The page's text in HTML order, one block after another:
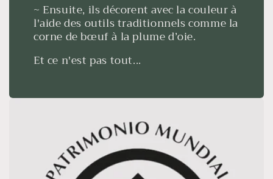
~ Ensuite, ils décorent avec la couleur à
l'aide des outils traditionnels comme la
corne de bœuf à la plume d’oie.
Et ce n'est pas tout...